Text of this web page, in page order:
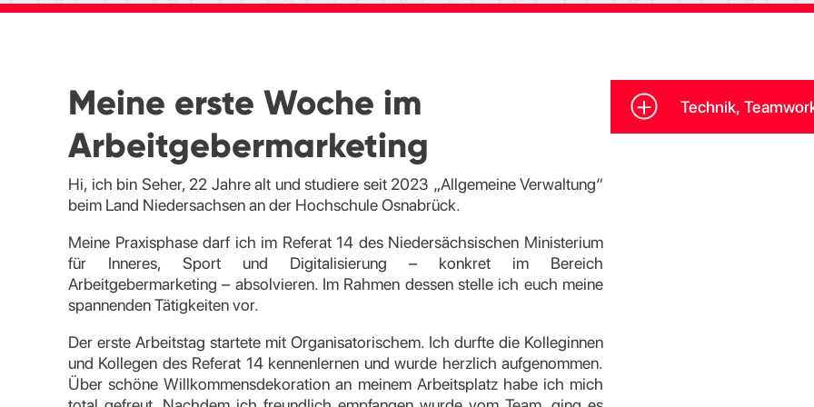
Meine erste Woche im
Arbeitgebermarketing
Hi, ich bin Seher, 22 Jahre alt und studiere seit 2023 „Allgemeine Verwaltung“
beim Land Niedersachsen an der Hochschule Osnabrück.
Meine Praxisphase darf ich im Referat 14 des Niedersächsischen Ministerium
für Inneres, Sport und Digitalisierung – konkret im Bereich
Arbeitgebermarketing – absolvieren. Im Rahmen dessen stelle ich euch meine
spannenden Tätigkeiten vor.
Der erste Arbeitstag startete mit Organisatorischem. Ich durfte die Kolleginnen
und Kollegen des Referat 14 kennenlernen und wurde herzlich aufgenommen.
Über schöne Willkommensdekoration an meinem Arbeitsplatz habe ich mich
Technik,